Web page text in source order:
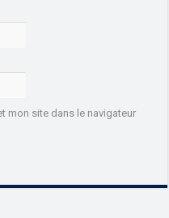
mon site dans le navigateur